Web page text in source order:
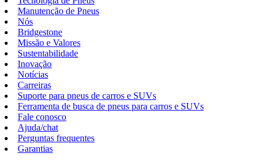
Manutenção de Pneus
Nós
Bridgestone
Missão e Valores
Sustentabilidade
Inovação
Notícias
Carreiras
Suporte para pneus de carros e SUVs
Ferramenta de busca de pneus para carros e SUVs
Fale conosco
Ajuda/chat
Perguntas frequentes
Garantias